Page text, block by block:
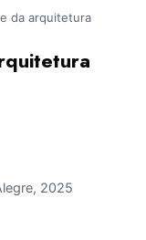
da arquitetura
2025